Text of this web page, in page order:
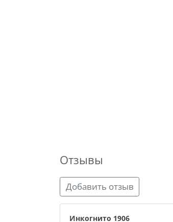
Отзывы
Добавить отзыв
Инкогнито 1906